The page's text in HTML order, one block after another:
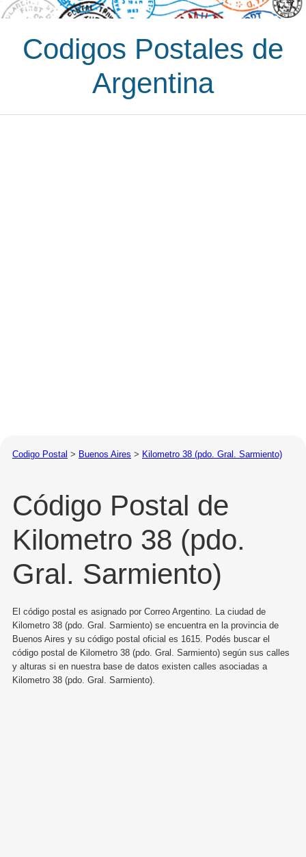
Codigos Postales de
Argentina
Codigo Postal > Buenos Aires > Kilometro 38 (pdo. Gral. Sarmiento)
Código Postal de
Kilometro 38 (pdo.
Gral. Sarmiento)
El código postal es asignado por Correo Argentino. La ciudad de
Kilometro 38 (pdo. Gral. Sarmiento) se encuentra en la provincia de
Buenos Aires y su código postal oficial es 1615. Podés buscar el
código postal de Kilometro 38 (pdo. Gral. Sarmiento) según sus calles
y alturas si en nuestra base de datos existen calles asociadas a
Kilometro 38 (pdo. Gral. Sarmiento).